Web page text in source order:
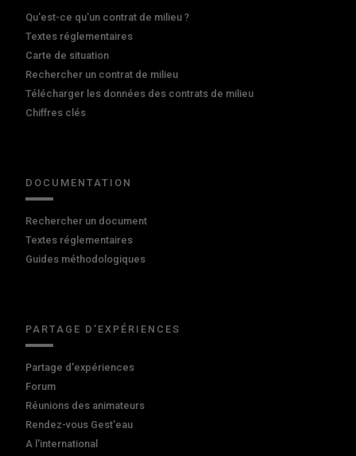
Qu'est-ce qu'un contrat de milieu ?
Textes réglementaires
Carte de situation
Rechercher un contrat de milieu
Télécharger les données des contrats de milieu
Chiffres clés
DOCUMENTATION
Rechercher un document
Textes réglementaires
Guides méthodologiques
PARTAGE D'EXPÉRIENCES
Partage d'expériences
Forum
Réunions des animateurs
Rendez-vous Gest'eau
A l'international